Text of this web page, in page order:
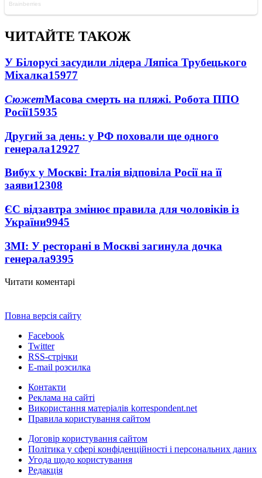
ЧИТАЙТЕ ТАКОЖ
У Білорусі засудили лідера Ляпіса Трубецького
Міхалка15977
СюжетМасова смерть на пляжі. Робота ППО
Росії15935
Другий за день: у РФ поховали ще одного
генерала12927
Вибух у Москві: Італія відповіла Росії на її
заяви12308
ЄС відзавтра змінює правила для чоловіків із
України9945
ЗМІ: У ресторані в Москві загинула дочка
генерала9395
Читати коментарі
Повна версія сайту
Facebook
Twitter
RSS-стрічки
E-mail розсилка
Контакти
Реклама на сайті
Використання матеріалів korrespondent.net
Правила користування сайтом
Договір користування сайтом
Політика у сфері конфіденційності і персональних даних
Угода щодо користування
Редакція